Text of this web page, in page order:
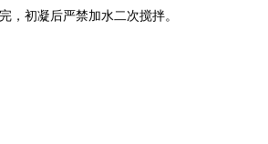
，初凝后严禁加水二次搅拌。